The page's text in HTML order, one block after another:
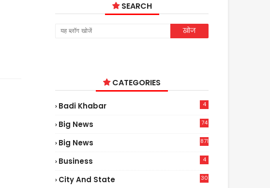
SEARCH
CATEGORIES
Badi Khabar 4
Big News
74
Big News 871
Business 4
City And State 30